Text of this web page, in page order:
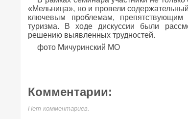
«Мельница», но и провели
ключевым проблемам,
туризма. В ходе дискуссии были
решению выявленных трудностей.
фото Мичуринский МО
Комментарии:
Нет комментариев.